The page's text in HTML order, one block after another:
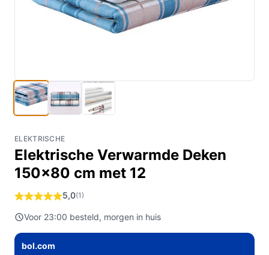
ELEKTRISCHE
Elektrische Verwarmde Deken
150x80 cm met 12
5,0(1)
Voor 23:00 besteld, morgen in huis
bol.com